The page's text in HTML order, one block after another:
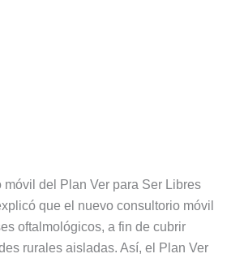
móvil del Plan Ver para Ser Libres
que el nuevo consultorio móvil
oftalmológicos, a fin de cubrir
rurales aisladas. Así, el Plan Ver